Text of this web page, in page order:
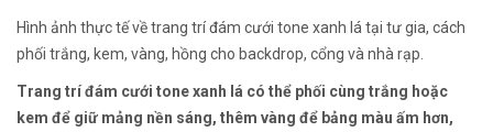
Hình ảnh thực tế về trang trí đám cưới tone xanh lá tại tư gia, cách
phối trắng, kem, vàng, hồng cho backdrop, cổng và nhà rạp.
Trang trí đám cưới tone xanh lá có thể phối cùng trắng hoặc
kem để giữ mảng nền sáng, thêm vàng để bảng màu ấm hơn,